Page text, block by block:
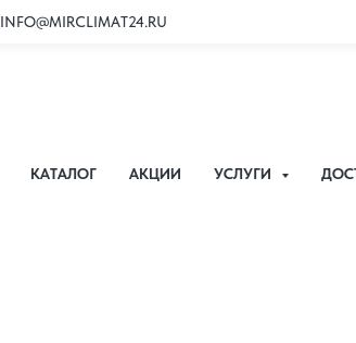
INFO@MIRCLIMAT24.RU
КАТАЛОГ АКЦИИ УСЛУГИ